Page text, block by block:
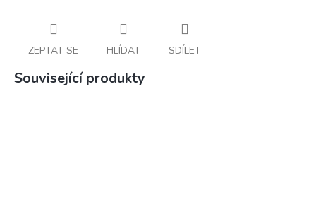
ZEPTAT SE HLÍDAT SDÍLET
Související produkty